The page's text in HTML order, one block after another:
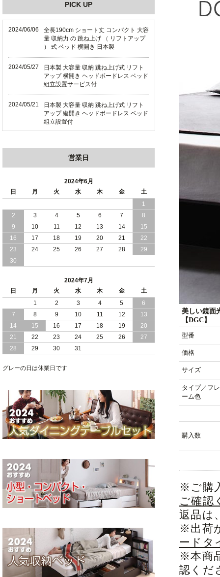
美しい鏡面
【DGC】
型番
価格
サイズ
タイプ／フレ
ーム色
購入数
※ご購
ご確認
返品は
※出荷
ードタ
※本商
認くだ
PICK UP
2024/06/06
全長190cm ショート丈 コンパクト 大容
量 収納力 の 跳ね上げ （ リフトアップ
） 式 ベッド 横開き 日本製
2024/05/27
日本製 大容量 収納 跳ね上げ式 リフト
アップ 横開き ヘッドボードレス ベッド
組立設置サービス付
2024/05/21
日本製 大容量 収納 跳ね上げ式 リフト
アップ 縦開き ヘッドボードレス ベッド
組立設置付
ド 組立設置 付き
日本製 収納 跳ね上げ式 リフトアップ
ベッド 縦開き ヘッドボード 組立設置サ
ービス付き
2024/04/23
すのこ の 床板 簡単 軽い コンパクトな
大容量 収納 跳ね上げ式 ベッド
2024/03/28
おすすめ クイーン キング ワイドキング
サイズ で 通気性ある すのこ仕様 大容
畳 仕様 で 敷き布団 が使える 引き出し
収納 付き 大容量 チェスト ベッド 日本
製 ヘッドボードなし
2024/02/23
畳 の 床面 で 敷き布団 で 寝られる 引き
出し 収納庫 付 大容量 チェスト ベッド
日本製
し 収納庫 付き チェスト ベッド 日本製
営業日
2024年6月
日
月 火 水 木 金
土
1
2
3 4 5 6 7
8
9
10 11 12 13 14
15
16
17 18 19 20 21
22
23
24 25 26 27 28
29
30
2024年7月
日
月 火 水 木 金
土
1
2 3 4 5
6
7
8 9 10 11 12
13
14
15 16 17 18 19
20
21
22 23 24 25 26
27
28
29 30 31
グレーの日は休業日です